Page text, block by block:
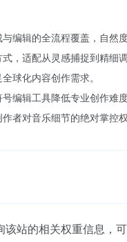
编辑的全流程覆盖，自然
，适配从灵感捕捉到精细
球化内容创作需求。
编辑工具降低专业创作难度
者对音乐细节的绝对掌控权
站的相关权重信息，